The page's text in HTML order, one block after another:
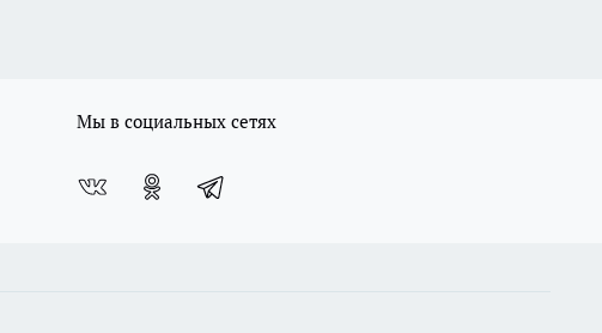
Мы в социальных сетях